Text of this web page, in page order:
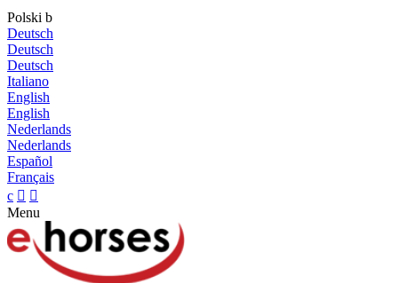
Polski b
Deutsch
Deutsch
Deutsch
Italiano
English
English
Nederlands
Nederlands
Español
Français
c  
Menu